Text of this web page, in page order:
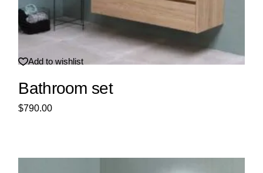
Add to wishlist
Bathroom set
$790.00